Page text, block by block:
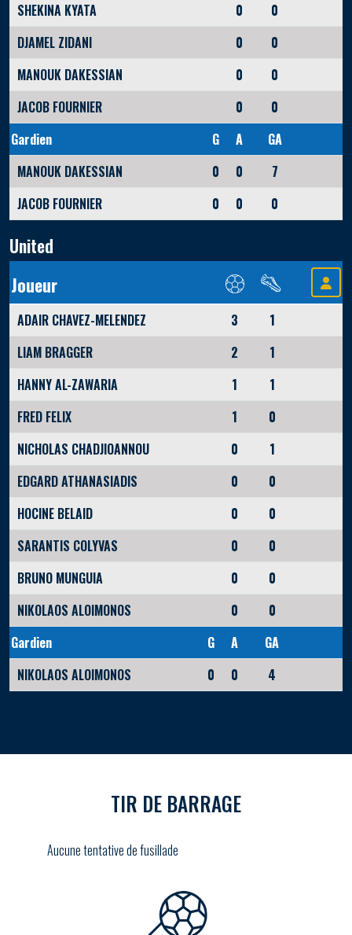
SHEKINA KYATA
0
0
DJAMEL ZIDANI
0
0
MANOUK DAKESSIAN
0
0
JACOB FOURNIER
0
0
Gardien
G A
GA
MANOUK DAKESSIAN
0 0
7
JACOB FOURNIER
0 0 0
United
Joueur
ADAIR CHAVEZ-MELENDEZ 3
1
LIAM BRAGGER
2
1
HANNY AL-ZAWARIA
1
1
FRED FELIX
1
0
NICHOLAS CHADJIOANNOU
0
1
EDGARD ATHANASIADIS
0
0
HOCINE BELAID
0
0
SARANTIS COLYVAS
0
0
BRUNO MUNGUIA
0
0
NIKOLAOS ALOIMONOS
0
0
Gardien
G A
GA
NIKOLAOS ALOIMONOS
0 0 4
TIR DE BARRAGE
Aucune tentative de fusillade